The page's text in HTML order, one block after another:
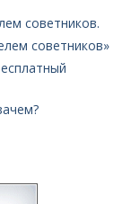
советников.
советников»